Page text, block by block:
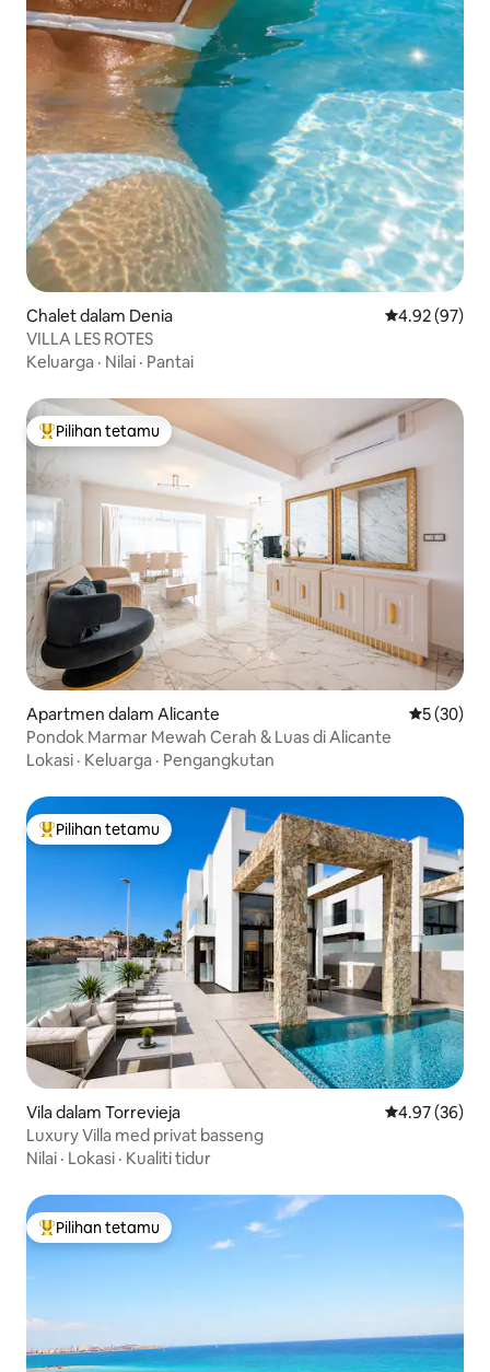
Chalet dalam Denia Penarafan
4.92 (97)
VILLA LES ROTES
Keluarga · Nilai · Pantai
Pilihan utama tetamu
Pilihan tetamu
Apartmen dalam Alicante Penarafan
5 (30)
Pondok Marmar Mewah Cerah & Luas di Alicante
Lokasi · Keluarga · Pengangkutan
Pilihan utama tetamu
Pilihan tetamu
Vila dalam Torrevieja Penarafan
4.97 (36)
Luxury Villa med privat basseng
Nilai · Lokasi · Kualiti tidur
Pilihan utama tetamu
Pilihan tetamu